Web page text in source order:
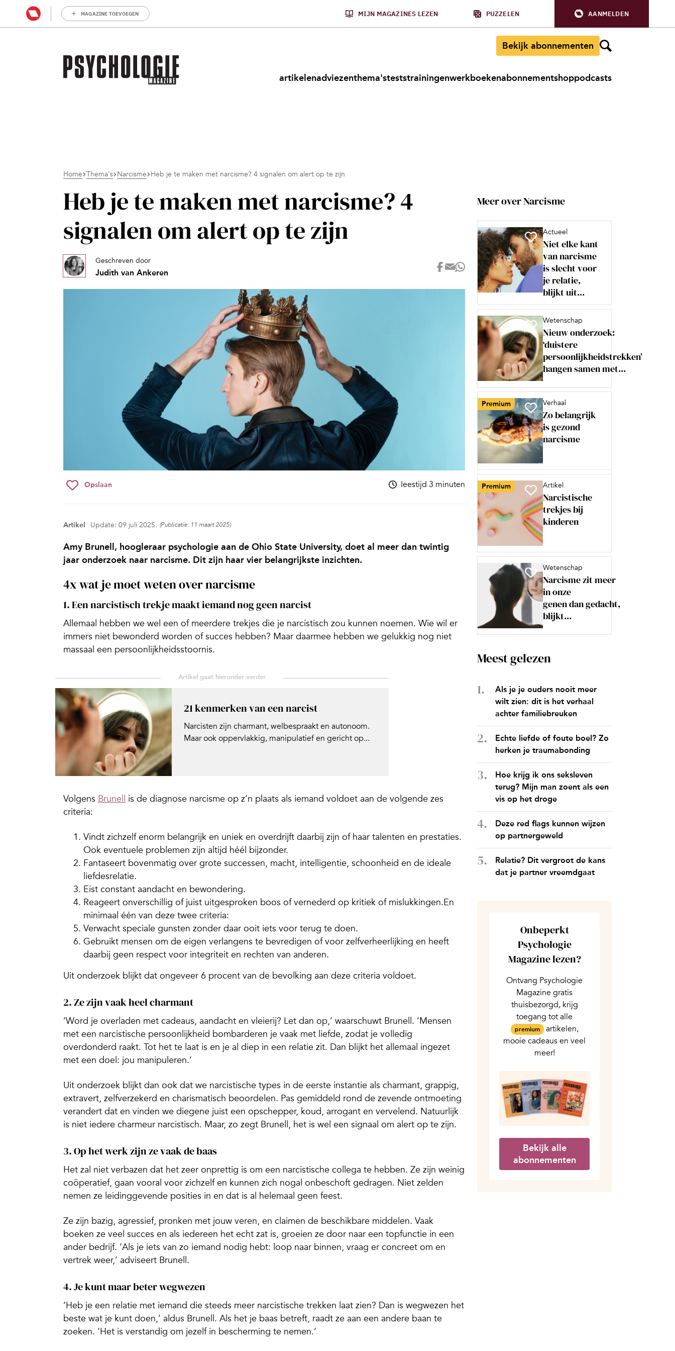
MAGAZINE TOEVOEGEN MIJN MAGAZINES LEZEN PUZZELEN AANMELDEN
Bekijk abonnementen
artikelenadviezenthema'steststrainingenwerkboekenabonnementshoppodcasts
Home Thema's Narcisme Heb je te maken met narcisme? 4 signalen om alert op te zijn
Heb je te maken met narcisme? 4
signalen om alert op te zijn
Geschreven door
Judith van Ankeren
Opslaan leestijd 3 minuten
Artikel Update: 09 juli 2025. (Publicatie: 11 maart 2025)
Amy Brunell, hoogleraar psychologie aan de Ohio State University, doet al meer dan twintig
jaar onderzoek naar narcisme. Dit zijn haar vier belangrijkste inzichten.
4x wat je moet weten over narcisme
1. Een narcistisch trekje maakt iemand nog geen narcist
Allemaal hebben we wel een of meerdere trekjes die je narcistisch zou kunnen noemen. Wie wil er
immers niet bewonderd worden of succes hebben? Maar daarmee hebben we gelukkig nog niet
massaal een persoonlijkheidsstoornis.
21 kenmerken van een narcist
Narcisten zijn charmant, welbespraakt en autonoom.
Maar ook oppervlakkig, manipulatief en gericht op...
Volgens Brunell is de diagnose narcisme op z’n plaats als iemand voldoet aan de volgende zes
criteria:
Vindt zichzelf enorm belangrijk en uniek en overdrijft daarbij zijn of haar talenten en prestaties.
Ook eventuele problemen zijn altijd héél bijzonder.
Fantaseert bovenmatig over grote successen, macht, intelligentie, schoonheid en de ideale
liefdesrelatie.
Eist constant aandacht en bewondering.
Reageert onverschillig of juist uitgesproken boos of vernederd op kritiek of mislukkingen.En
minimaal één van deze twee criteria:
Verwacht speciale gunsten zonder daar ooit iets voor terug te doen.
Gebruikt mensen om de eigen verlangens te bevredigen of voor zelfverheerlijking en heeft
daarbij geen respect voor integriteit en rechten van anderen.
Uit onderzoek blijkt dat ongeveer 6 procent van de bevolking aan deze criteria voldoet.
2. Ze zijn vaak heel charmant
‘Word je overladen met cadeaus, aandacht en vleierij? Let dan op,’ waarschuwt Brunell. ‘Mensen
met een narcistische persoonlijkheid bombarderen je vaak met liefde, zodat je volledig
overdonderd raakt. Tot het te laat is en je al diep in een relatie zit. Dan blijkt het allemaal ingezet
met een doel: jou manipuleren.’
Uit onderzoek blijkt dan ook dat we narcistische types in de eerste instantie als charmant, grappig,
extravert, zelfverzekerd en charismatisch beoordelen. Pas gemiddeld rond de zevende ontmoeting
verandert dat en vinden we diegene juist een opschepper, koud, arrogant en vervelend. Natuurlijk
is niet iedere charmeur narcistisch. Maar, zo zegt Brunell, het is wel een signaal om alert op te zijn.
3. Op het werk zijn ze vaak de baas
Het zal niet verbazen dat het zeer onprettig is om een narcistische collega te hebben. Ze zijn weinig
coöperatief, gaan vooral voor zichzelf en kunnen zich nogal onbeschoft gedragen. Niet zelden
nemen ze leidinggevende posities in en dat is al helemaal geen feest.
Ze zijn bazig, agressief, pronken met jouw veren, en claimen de beschikbare middelen. Vaak
boeken ze veel succes en als iedereen het echt zat is, groeien ze door naar een topfunctie in een
ander bedrijf. ‘Als je iets van zo iemand nodig hebt: loop naar binnen, vraag er concreet om en
vertrek weer,’ adviseert Brunell.
4. Je kunt maar beter wegwezen
‘Heb je een relatie met iemand die steeds meer narcistische trekken laat zien? Dan is wegwezen het
beste wat je kunt doen,’ aldus Brunell. Als het je baas betreft, raadt ze aan een andere baan te
zoeken. ‘Het is verstandig om jezelf in bescherming te nemen.’
Meer over Narcisme
Actueel
Niet elke kant
van narcisme
is slecht voor
je relatie,
blijkt uit...
Wetenschap
Nieuw onderzoek:
‘duistere
persoonlijkheidstrekken’
hangen samen met...
Premium Verhaal
Zo belangrijk
is gezond
narcisme
Premium Artikel
Narcistische
trekjes bij
kinderen
Wetenschap
Narcisme zit meer
in onze
genen dan gedacht,
blijkt...
Meest gelezen
Als je je ouders nooit meer
wilt zien: dit is het verhaal
achter familiebreuken
Echte liefde of foute boel? Zo
herken je traumabonding
Hoe krijg ik ons seksleven
terug? Mijn man zoent als een
vis op het droge
Deze red flags kunnen wijzen
op partnergeweld
Relatie? Dit vergroot de kans
dat je partner vreemdgaat
Onbeperkt
Psychologie
Magazine lezen?
Ontvang Psychologie
Magazine gratis
thuisbezorgd, krijg
toegang tot alle
premium artikelen,
mooie cadeaus en veel
meer!
Bekijk alle
abonnementen